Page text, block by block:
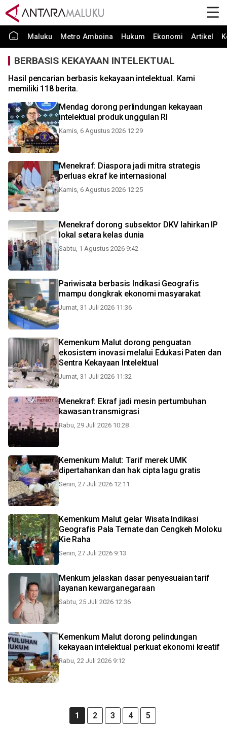
Maluku Metro Amboina Hukum Ekonomi Artikel
BERBASIS KEKAYAAN INTELEKTUAL
Hasil pencarian berbasis kekayaan intelektual. Kami
memiliki 118 berita.
Mendag dorong perlindungan kekayaan
intelektual produk unggulan RI
Kamis, 6 Agustus 2026 12:29
Menekraf: Diaspora jadi mitra strategis
perluas ekraf ke internasional
Kamis, 6 Agustus 2026 12:25
Menekraf dorong subsektor DKV lahirkan IP
lokal setara kelas dunia
Sabtu, 1 Agustus 2026 9:42
Pariwisata berbasis Indikasi Geografis
mampu dongkrak ekonomi masyarakat
Jumat, 31 Juli 2026 11:36
Kemenkum Malut dorong penguatan
ekosistem inovasi melalui Edukasi Paten dan
Sentra Kekayaan Intelektual
Jumat, 31 Juli 2026 11:32
Menekraf: Ekraf jadi mesin pertumbuhan
kawasan transmigrasi
Rabu, 29 Juli 2026 10:28
Kemenkum Malut: Tarif merek UMK
dipertahankan dan hak cipta lagu gratis
Senin, 27 Juli 2026 12:11
Kemenkum Malut gelar Wisata Indikasi
Geografis Pala Ternate dan Cengkeh Moloku
Kie Raha
Senin, 27 Juli 2026 9:13
Menkum jelaskan dasar penyesuaian tarif
layanan kewarganegaraan
Sabtu, 25 Juli 2026 12:36
Kemenkum Malut dorong pelindungan
kekayaan intelektual perkuat ekonomi kreatif
Rabu, 22 Juli 2026 9:12
1 2 3 4 5